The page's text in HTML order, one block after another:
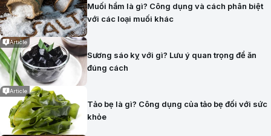
Muối hầm là gì? Công dụng và cách phân biệt
với các loại muối khác
Article
Sương sáo kỵ với gì? Lưu ý quan trọng để ăn
đúng cách
Article
Tảo bẹ là gì? Công dụng của tảo bẹ đối với sức
khỏe